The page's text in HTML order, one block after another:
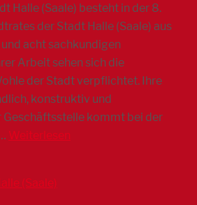
Halle (Saale) besteht in der 8.
der Stadt Halle (Saale) aus
acht sachkundigen
Arbeit sehen sich die
der Stadt verpflichtet. Ihre
konstruktiv und
Geschäftsstelle kommt bei der
Weiterlesen
(Saale)